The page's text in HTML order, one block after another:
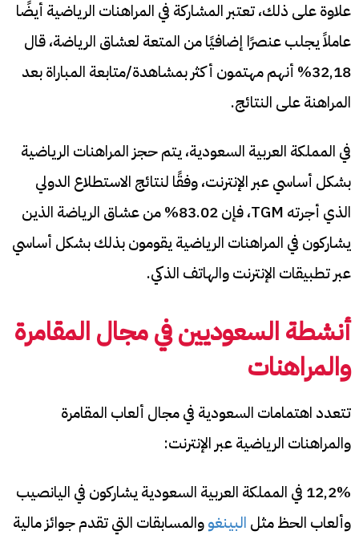
علاوة على ذلك، تعتبر المشاركة في المراهنات الرياضية أيضًا
عاملاً يجلب عنصرًا إضافيًا من المتعة لعشاق الرياضة، قال
32,18% أنهم مهتمون أكثر بمشاهدة/متابعة المباراة بعد
المراهنة على النتائج.
في المملكة العربية السعودية، يتم حجز المراهنات الرياضية
بشكل أساسي عبر الإنترنت، وفقًا لنتائج الاستطلاع الدولي
الذي أجرته TGM، فإن 83.02% من عشاق الرياضة الذين
يشاركون في المراهنات الرياضية يقومون بذلك بشكل أساسي
عبر تطبيقات الإنترنت والهاتف الذكي.
أنشطة السعوديين في مجال المقامرة
والمراهنات
تتعدد اهتمامات السعودية في مجال ألعاب المقامرة
والمراهنات الرياضية عبر الإنترنت:
12,2% في المملكة العربية السعودية يشاركون في اليانصيب
وألعاب الحظ مثل البينغووالمسابقات التي تقدم جوائز مالية